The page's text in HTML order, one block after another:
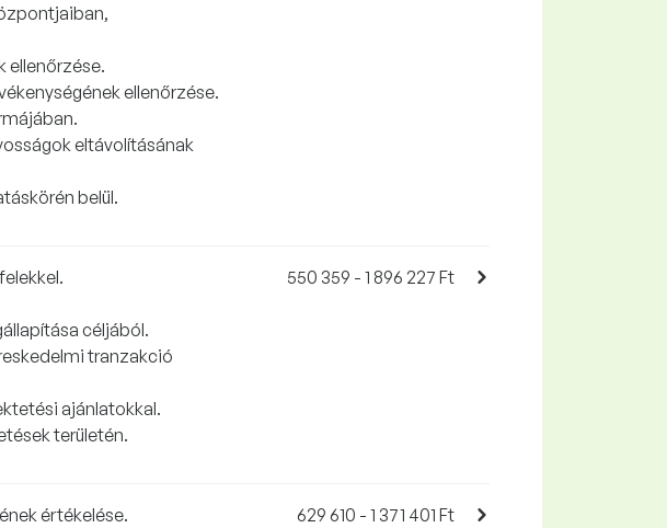
ellenőrzése.
ellenőrzése.
eltávolításának
belül.
céljából.
tranzakció
ajánlatokkal.
területén.
550 359 - 1 896 227 Ft
értékelése.
629 610 - 1 371 401 Ft